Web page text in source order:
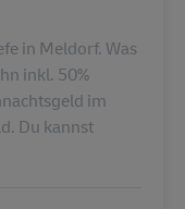
in Meldorf. Was
inkl. 50%
im
Du kannst